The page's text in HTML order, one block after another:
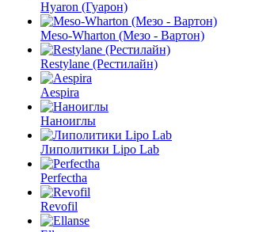
Hyaron (Гуарон)
Meso-Wharton (Мезо - Вартон)
Restylane (Рестилайн)
Aespira
Наноиглы
Липолитики Lipo Lab
Perfectha
Revofil